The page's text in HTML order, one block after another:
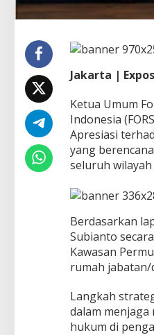
a
g
n
8
.
9
0
0
R
m
i
s
H
k
m
s
e
Jakarta |
Ketua Umum
Indonesia
Apresiasi
yang
seluruh wilayah
Berdasarkan
Subianto
Kawasan
rumah jabatan/
Langkah
dalam menjaga
hukum di